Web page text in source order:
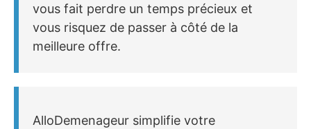
vous fait perdre un temps précieux et
vous risquez de passer à côté de la
meilleure offre.
AlloDemenageur simplifie votre